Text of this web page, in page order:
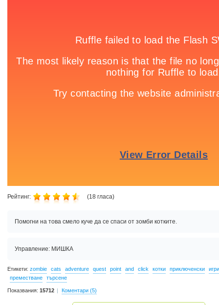
Рейтинг: (18 гласа)
Помогни на това смело куче да се спаси от зомби котките.
Управление: МИШКА
Етикети: zombie cats adventure quest point and click котки приключенски
игри
преместване
търсене
Показвания: 15712 Коментари (5)